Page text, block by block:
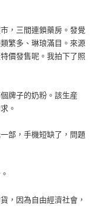
，三間連鎖藥房。發覺
繁多、琳琅滿目。來源
價發售呢。我拍下了照
牌子的奶粉。該生産
。
部，手機短缺了，問題
，因為自由經濟社會，